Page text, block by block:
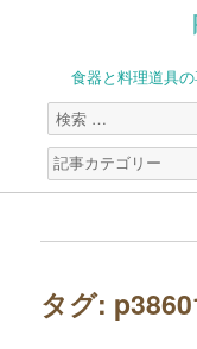
食器と料理道具
検
索
対
象:
タグ: